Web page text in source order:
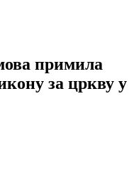
примила
за цркву у